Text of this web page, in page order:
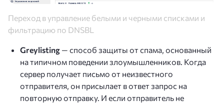
Переход в управление белыми и черными списками и
фильтрацию по DNSBL
Greylisting — способ защиты от спама, основанный
на типичном поведении злоумышленников. Когда
сервер получает письмо от неизвестного
отправителя, он присылает в ответ запрос на
повторную отправку. И если отправитель не